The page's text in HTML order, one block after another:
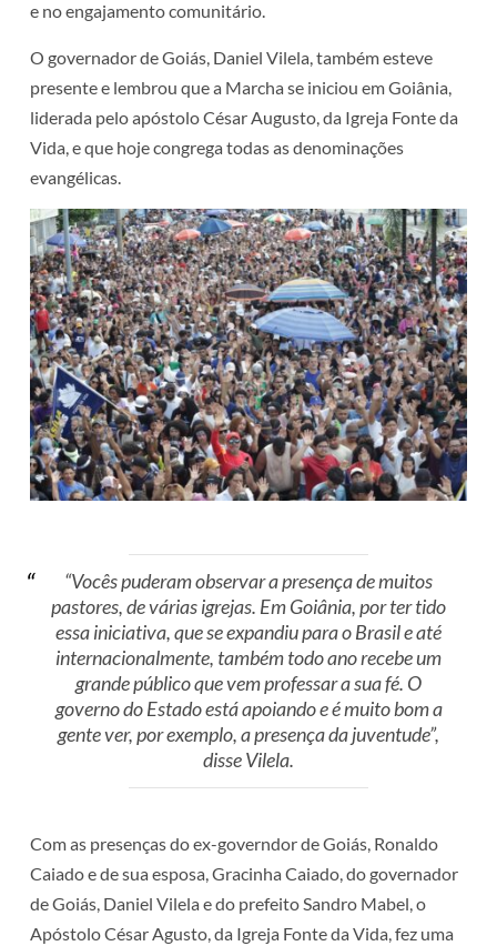
e no engajamento comunitário.
O governador de Goiás, Daniel Vilela, também esteve
presente e lembrou que a Marcha se iniciou em Goiânia,
liderada pelo apóstolo César Augusto, da Igreja Fonte da
Vida, e que hoje congrega todas as denominações
evangélicas.
“Vocês puderam observar a presença de muitos
pastores, de várias igrejas. Em Goiânia, por ter tido
essa iniciativa, que se expandiu para o Brasil e até
internacionalmente, também todo ano recebe um
grande público que vem professar a sua fé. O
governo do Estado está apoiando e é muito bom a
gente ver, por exemplo, a presença da juventude”,
disse Vilela.
Com as presenças do ex-governdor de Goiás, Ronaldo
Caiado e de sua esposa, Gracinha Caiado, do governador
de Goiás, Daniel Vilela e do prefeito Sandro Mabel, o
Apóstolo César Agusto, da Igreja Fonte da Vida, fez uma